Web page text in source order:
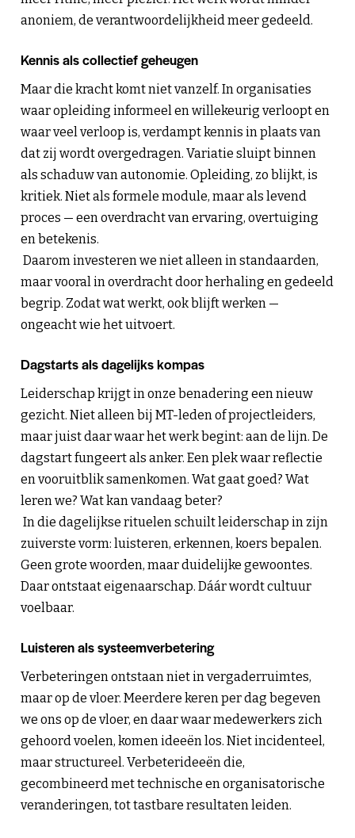
anoniem, de verantwoordelijkheid meer gedeeld.
Kennis als collectief geheugen
Maar die kracht komt niet vanzelf. In organisaties
waar opleiding informeel en willekeurig verloopt en
waar veel verloop is, verdampt kennis in plaats van
dat zij wordt overgedragen. Variatie sluipt binnen
als schaduw van autonomie. Opleiding, zo blijkt, is
kritiek. Niet als formele module, maar als levend
proces — een overdracht van ervaring, overtuiging
en betekenis.
Daarom investeren we niet alleen in standaarden,
maar vooral in overdracht door herhaling en gedeeld
begrip. Zodat wat werkt, ook blijft werken —
ongeacht wie het uitvoert.
Dagstarts als dagelijks kompas
Leiderschap krijgt in onze benadering een nieuw
gezicht. Niet alleen bij MT-leden of projectleiders,
maar juist daar waar het werk begint: aan de lijn. De
dagstart fungeert als anker. Een plek waar reflectie
en vooruitblik samenkomen. Wat gaat goed? Wat
leren we? Wat kan vandaag beter?
In die dagelijkse rituelen schuilt leiderschap in zijn
zuiverste vorm: luisteren, erkennen, koers bepalen.
Geen grote woorden, maar duidelijke gewoontes.
Daar ontstaat eigenaarschap. Dáár wordt cultuur
voelbaar.
Luisteren als systeemverbetering
Verbeteringen ontstaan niet in vergaderruimtes,
maar op de vloer. Meerdere keren per dag begeven
we ons op de vloer, en daar waar medewerkers zich
gehoord voelen, komen ideeën los. Niet incidenteel,
maar structureel. Verbeterideeën die,
gecombineerd met technische en organisatorische
veranderingen, tot tastbare resultaten leiden.